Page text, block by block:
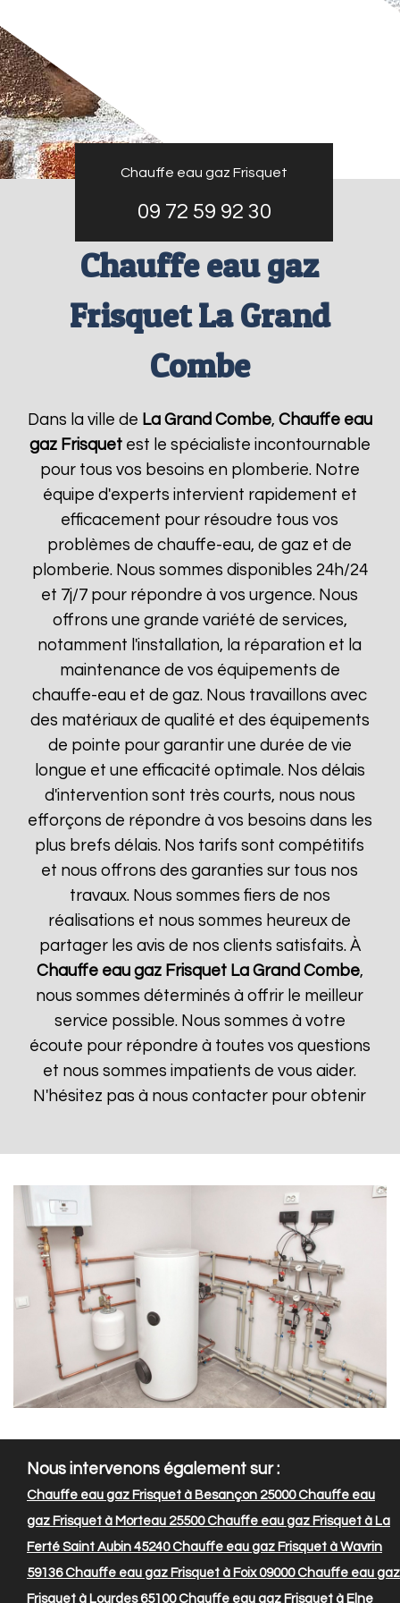
Chauffe eau gaz Frisquet
09 72 59 92 30
Chauffe eau gaz
Frisquet La Grand
Combe
Dans la ville de La Grand Combe, Chauffe eau
gaz Frisquetest le spécialiste incontournable
pour tous vos besoins en plomberie. Notre
équipe d'experts intervient rapidement et
efficacement pour résoudre tous vos
problèmes de chauffe-eau, de gaz et de
plomberie. Nous sommes disponibles 24h/24
et 7j/7 pour répondre à vos urgence. Nous
offrons une grande variété de services,
notamment l'installation, la réparation et la
maintenance de vos équipements de
chauffe-eau et de gaz. Nous travaillons avec
des matériaux de qualité et des équipements
de pointe pour garantir une durée de vie
longue et une efficacité optimale. Nos délais
d'intervention sont très courts, nous nous
efforçons de répondre à vos besoins dans les
plus brefs délais. Nos tarifs sont compétitifs
et nous offrons des garanties sur tous nos
travaux. Nous sommes fiers de nos
réalisations et nous sommes heureux de
partager les avis de nos clients satisfaits. À
Chauffe eau gaz Frisquet La Grand Combe,
nous sommes déterminés à offrir le meilleur
service possible. Nous sommes à votre
écoute pour répondre à toutes vos questions
et nous sommes impatients de vous aider.
N'hésitez pas à nous contacter pour obtenir
Nous intervenons également sur :
Chauffe eau gaz Frisquet à Besançon 25000Chauffe eau
gaz Frisquet à Morteau 25500Chauffe eau gaz Frisquet à La
Ferté Saint Aubin 45240Chauffe eau gaz Frisquet à Wavrin
59136Chauffe eau gaz Frisquet à Foix 09000Chauffe eau gaz
Frisquet à Lourdes 65100Chauffe eau gaz Frisquet à Elne